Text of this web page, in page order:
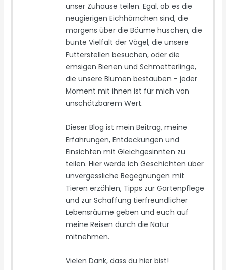
unser Zuhause teilen. Egal, ob es die
neugierigen Eichhörnchen sind, die
morgens über die Bäume huschen, die
bunte Vielfalt der Vögel, die unsere
Futterstellen besuchen, oder die
emsigen Bienen und Schmetterlinge,
die unsere Blumen bestäuben - jeder
Moment mit ihnen ist für mich von
unschätzbarem Wert.
Dieser Blog ist mein Beitrag, meine
Erfahrungen, Entdeckungen und
Einsichten mit Gleichgesinnten zu
teilen. Hier werde ich Geschichten über
unvergessliche Begegnungen mit
Tieren erzählen, Tipps zur Gartenpflege
und zur Schaffung tierfreundlicher
Lebensräume geben und euch auf
meine Reisen durch die Natur
mitnehmen.
Vielen Dank, dass du hier bist!